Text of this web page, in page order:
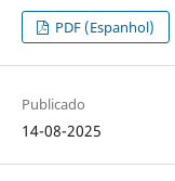
PDF (Espanhol)
Publicado
14-08-2025